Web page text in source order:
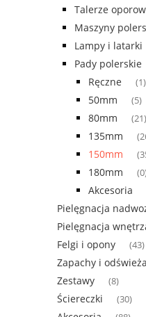
Talerze
Maszyny
Lampy i latarki
Pady polerskie
Ręczne (1)
50mm (5)
80mm (21)
135mm
150mm
180mm
Akcesoria
Pielęgnacja
Pielęgnacja
Felgi i opony (43)
Zapachy i
Zestawy (8)
Ściereczki (30)